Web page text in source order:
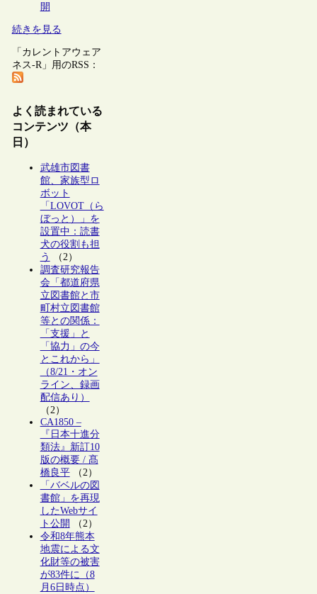
開
続きを見る
「カレントアウェア
ネス-R」用のRSS：
よく読まれている
コンテンツ（本
日）
武雄市図書
館、家族型ロ
ボット
「LOVOT（ら
ぼっと）」を
設置中：読書
犬の役割も担
う
（2）
調査研究報告
会「都道府県
立図書館と市
町村立図書館
等との関係：
「支援」と
「協力」の今
とこれから」
（8/21・オン
ライン、録画
配信あり）
（2）
CA1850 –
『日本十進分
類法』新訂10
版の概要 / 髙
橋良平（2）
「バベルの図
書館」を再現
したWebサイ
ト公開
（2）
令和8年熊本
地震による文
化財等の被害
が83件に（8
月6日時点）